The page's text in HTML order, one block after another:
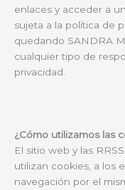
enlaces y acceder a
sujeta a la política de
quedando SANDRA
cualquier tipo de
privacidad.
¿Cómo utilizamos las
El sitio web y las
utilizan cookies, a los
navegación por el